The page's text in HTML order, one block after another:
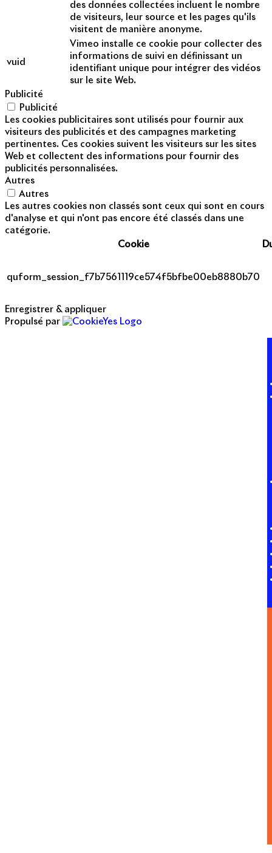
des données collectées incluent le nombre
de visiteurs, leur source et les pages qu'ils
visitent de manière anonyme.
vuid
Vimeo installe ce cookie pour collecter des
informations de suivi en définissant un
identifiant unique pour intégrer des vidéos
sur le site Web.
Publicité
Publicité
Les cookies publicitaires sont utilisés pour fournir aux
visiteurs des publicités et des campagnes marketing
pertinentes. Ces cookies suivent les visiteurs sur les sites
Web et collectent des informations pour fournir des
publicités personnalisées.
Autres
Autres
Les autres cookies non classés sont ceux qui sont en cours
d'analyse et qui n'ont pas encore été classés dans une
catégorie.
Cookie
quform_session_f7b7561119ce574f5bfbe00eb8880b70
Enregistrer & appliquer
Propulsé par